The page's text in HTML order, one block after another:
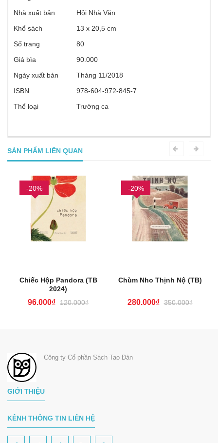
Nhà xuất bản
Hội Nhà Văn
Khổ sách
13 x 20,5 cm
Số trang
80
Giá bìa
90.000
Ngày xuất bản
Tháng 11/2018
ISBN
978-604-972-845-7
Thể loại
Trường ca
SẢN PHẨM LIÊN QUAN
-20%
Chiếc Hộp Pandora (TB
2024)
96.000₫ 120.000₫
-20%
Chùm Nho Thịnh Nộ (TB)
280.000₫ 350.000₫
GIỚI THIỆU
Công ty Cổ phần Sách Tao Đàn
KÊNH THÔNG TIN LIÊN HỆ